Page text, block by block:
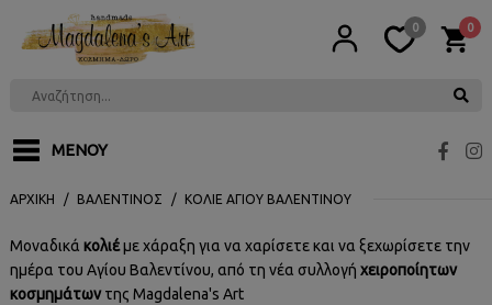
0 0
ΜΕΝΟΎ
ΑΡΧΙΚΉ ΒΑΛΕΝΤΊΝΟΣ ΚΟΛΙΈ ΑΓΊΟΥ ΒΑΛΕΝΤΊΝΟΥ
Μοναδικά κολιέμε χάραξη για να χαρίσετε και να ξεχωρίσετε την
ημέρα του Αγίου Βαλεντίνου, από τη νέα συλλογή χειροποίητων
κοσμημάτωντης Magdalena's Art